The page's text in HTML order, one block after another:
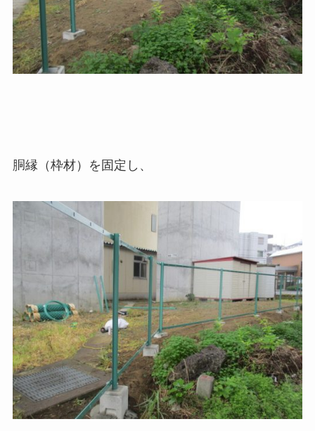
胴縁（枠材）を固定し、